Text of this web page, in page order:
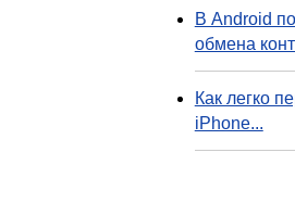
В Android
обмена
Как легко
iPhone...